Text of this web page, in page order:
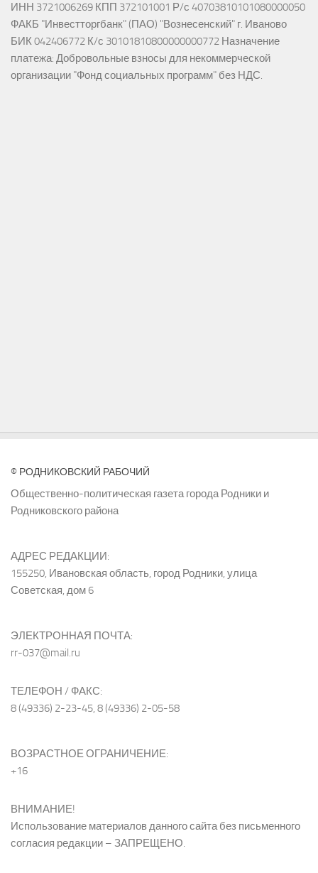
ИНН 3721006269 КПП 372101001 Р/с 40703810101080000050
ФАКБ "Инвестторгбанк" (ПАО) "Вознесенский" г. Иваново
БИК 042406772 К/с 30101810800000000772 Назначение
платежа: Добровольные взносы для некоммерческой
организации "Фонд социальных программ" без НДС.
© РОДНИКОВСКИЙ РАБОЧИЙ
Общественно-политическая газета города Родники и
Родниковского района
АДРЕС РЕДАКЦИИ:
155250, Ивановская область, город Родники, улица
Советская, дом 6
ЭЛЕКТРОННАЯ ПОЧТА:
rr-037@mail.ru
ТЕЛЕФОН / ФАКС:
8 (49336) 2-23-45, 8 (49336) 2-05-58
ВОЗРАСТНОЕ ОГРАНИЧЕНИЕ:
+16
ВНИМАНИЕ!
Использование материалов данного сайта без письменного
согласия редакции – ЗАПРЕЩЕНО.